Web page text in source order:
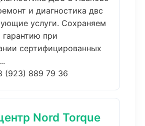
и диагностика двс
услуги. Сохраняем
при
сертифицированных
(923) 889 79 36
Nord Torque